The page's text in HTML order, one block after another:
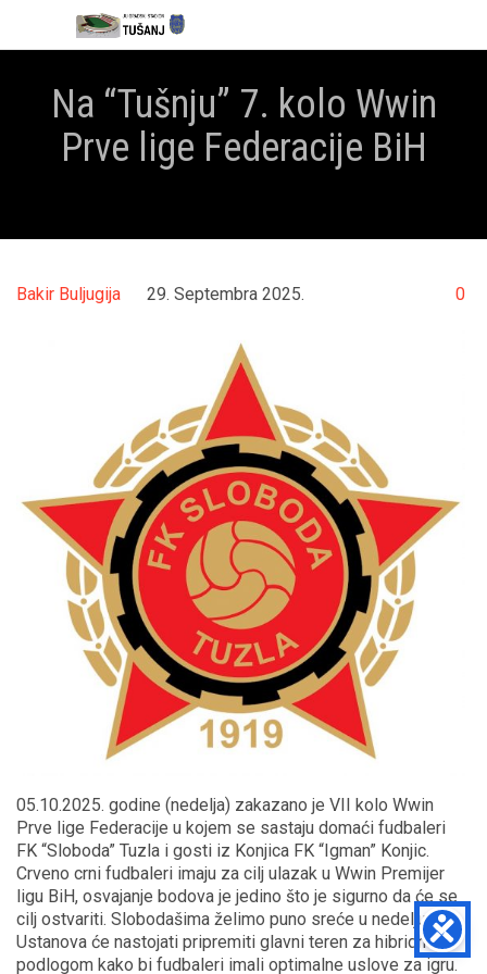
Na “Tušnju” 7. kolo Wwin
Prve lige Federacije BiH
Bakir Buljugija 29. Septembra 2025. 0
05.10.2025. godine (nedelja) zakazano je VII kolo Wwin
Prve lige Federacije u kojem se sastaju domaći fudbaleri
FK “Sloboda” Tuzla i gosti iz Konjica FK “Igman” Konjic.
Crveno crni fudbaleri imaju za cilj ulazak u Wwin Premijer
ligu BiH, osvajanje bodova je jedino što je sigurno da će se
cilj ostvariti. Slobodašima želimo puno sreće u nedelju, a
Ustanova će nastojati pripremiti glavni teren za hibridnom
podlogom kako bi fudbaleri imali optimalne uslove za igru.